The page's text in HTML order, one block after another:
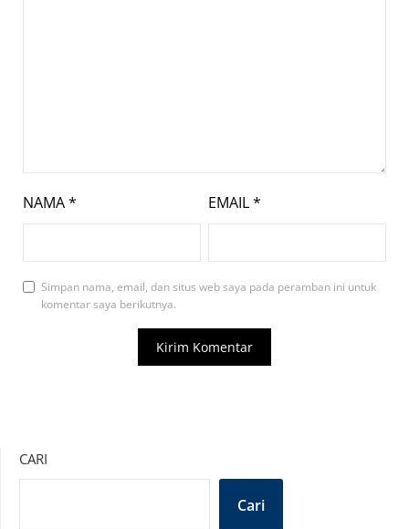
NAMA* EMAIL*
Simpan nama, email, dan situs web saya pada peramban ini untuk
komentar saya berikutnya.
CARI
Cari